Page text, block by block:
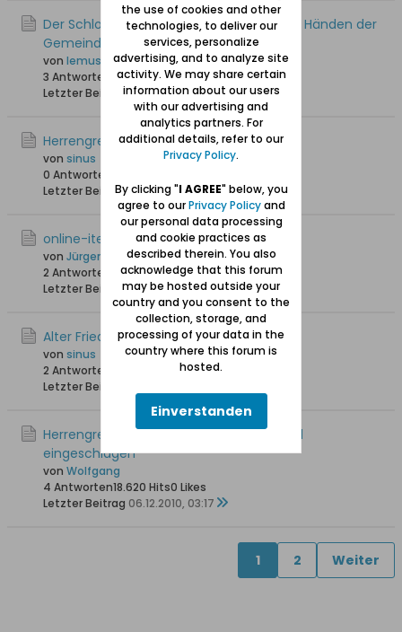
Der Schloss in Herrengrebin wieder in den Händen der
Gemeinde
von lemusz71
3 Antworten
18.391 Hits0 Likes
Letzter Beitrag10.02.2012, 21:34
Herrengrebin bei google earth
von sinus
0 Antworten
Letzter Beitrag 27.12.2011, 23:41
online-iteratur Herrengrebin
von Jürgen Albrecht
2 Antworten
19.535 Hits0 Likes
Letzter Beitrag26.07.2011, 19:10
Alter Friedhof Herrengrebin
von sinus
2 Antworten
0 Likes
Letzter Beitrag
Herrengrebin 1657: Mit der Axt die Schädel
eingeschlagen
von Wolfgang
4 Antworten18.620 Hits0 Likes
Letzter Beitrag 06.12.2010, 03:17
1 2 Weiter
the use of cookies and other
technologies, to deliver our
services, personalize
advertising, and to analyze site
activity. We may share certain
information about our users
with our advertising and
analytics partners. For
additional details, refer to our
Privacy Policy.
By clicking "I AGREE" below, you
agree to ourPrivacy Policyand
our personal data processing
and cookie practices as
described therein. You also
acknowledge that this forum
may be hosted outside your
country and you consent to the
collection, storage, and
processing of your data in the
country where this forum is
hosted.
Einverstanden